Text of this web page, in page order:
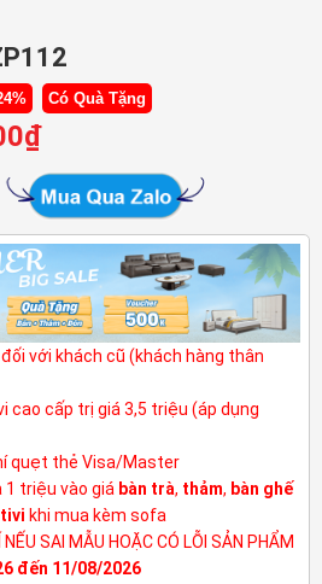
Có Quà Tặng
₫
với khách cũ (khách hàng thân
cao cấp trị giá 3,5 triệu (áp dụng
quẹt thẻ Visa/Master
1 triệu vào giá bàn trà, thảm, bàn ghế
tivi khi mua kèm sofa
SAI MẪU HOẶC CÓ LỖI SẢN PHẨM
đến 11/08/2026